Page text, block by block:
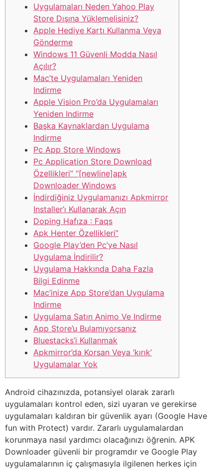
Uygulamaları Neden Yahoo Play
Store Dışına Yüklemelisiniz?
Apple Hediye Kartı Kullanma Veya
Gönderme
Windows 11 Güvenli Modda Nasıl
Açılır?
Mac’te Uygulamaları Yeniden
Indirme
Apple Vision Pro’da Uygulamaları
Yeniden Indirme
Başka Kaynaklardan Uygulama
Indirme
Pc App Store Windows
Pc Application Store Download
Özellikleri” “[newline]apk
Downloader Windows
İndirdiğiniz Uygulamanızı Apkmirror
Installer’ı Kullanarak Açın
Doping Hafıza : Faqs
Apk Henter Özellikleri”
Google Play’den Pc’ye Nasıl
Uygulama İndirilir?
Uygulama Hakkında Daha Fazla
Bilgi Edinme
Mac’inize App Store’dan Uygulama
Indirme
Uygulama Satın Animo Ve Indirme
App Store’u Bulamıyorsanız
Bluestacks’i Kullanmak
Apkmirror’da Korsan Veya ‘kırık’
Uygulamalar Yok
Android cihazınızda, potansiyel olarak zararlı
uygulamaları kontrol eden, sizi uyaran ve gerekirse
uygulamaları kaldıran bir güvenlik ayarı (Google Have
fun with Protect) vardır. Zararlı uygulamalardan
korunmaya nasıl yardımcı olacağınızı öğrenin. APK
Downloader güvenli bir programdır ve Google Play
uygulamalarının iç çalışmasıyla ilgilenen herkes için